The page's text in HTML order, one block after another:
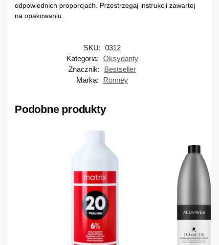
odpowiednich proporcjach. Przestrzegaj instrukcji zawartej
na opakowaniu.
SKU: 0312
Kategoria: Oksydanty
Znacznik:
Bestseller
Marka:
Ronney
Podobne produkty